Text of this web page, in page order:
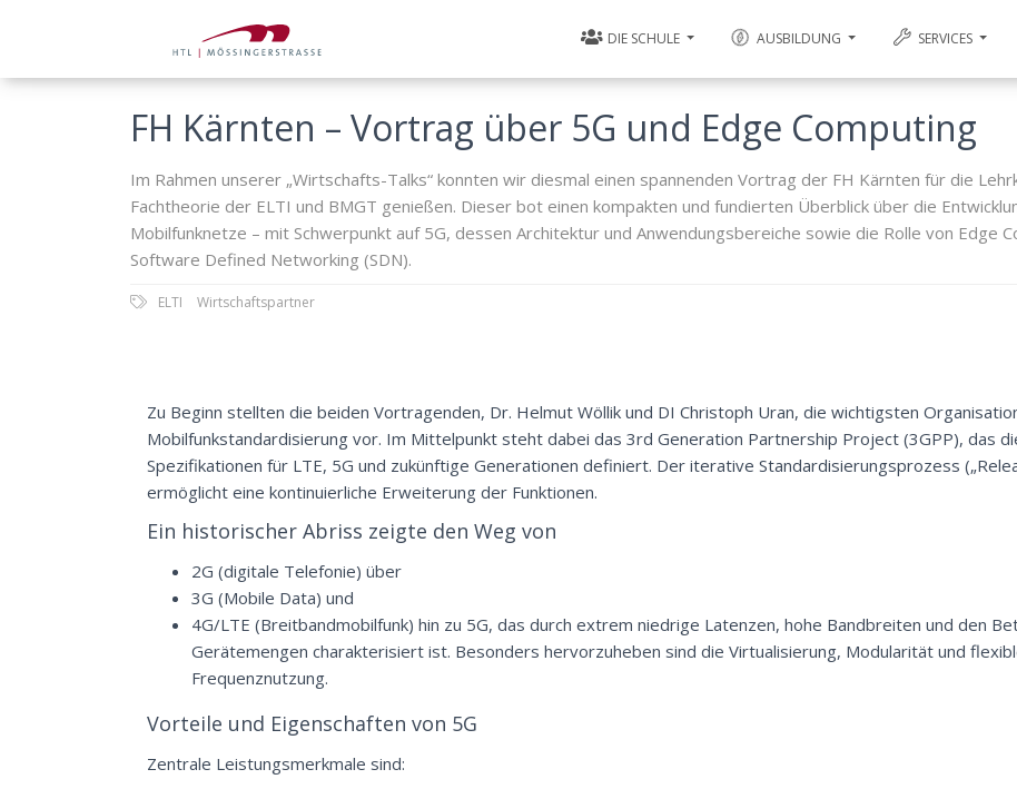
DIE SCHULE AUSBILDUNG SERVICES
FH Kärnten – Vortrag über 5G und Edge Computing
Im Rahmen unserer „Wirtschafts-Talks“ konnten wir diesmal einen spannenden Vortrag der FH Kärnten für die
Fachtheorie der ELTI und BMGT genießen. Dieser bot einen kompakten und fundierten Überblick über die
Mobilfunknetze – mit Schwerpunkt auf 5G, dessen Architektur und Anwendungsbereiche sowie die Rolle von Edge
Software Defined Networking (SDN).
ELTI Wirtschaftspartner
Zu Beginn stellten die beiden Vortragenden, Dr. Helmut Wöllik und DI Christoph Uran, die wichtigsten
Mobilfunkstandardisierung vor. Im Mittelpunkt steht dabei das 3rd Generation Partnership Project (3GPP), das
Spezifikationen für LTE, 5G und zukünftige Generationen definiert. Der iterative Standardisierungsprozess
ermöglicht eine kontinuierliche Erweiterung der Funktionen.
Ein historischer Abriss zeigte den Weg von
2G (digitale Telefonie) über
3G (Mobile Data) und
4G/LTE (Breitbandmobilfunk) hin zu 5G, das durch extrem niedrige Latenzen, hohe Bandbreiten und den
Gerätemengen charakterisiert ist. Besonders hervorzuheben sind die Virtualisierung, Modularität und
Frequenznutzung.
Vorteile und Eigenschaften von 5G
Zentrale Leistungsmerkmale sind: